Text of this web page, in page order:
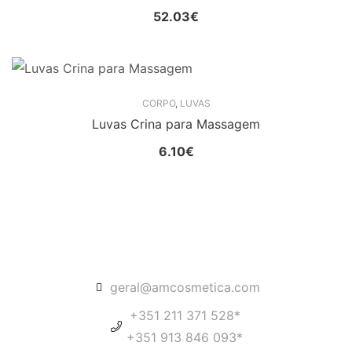
52.03€
CORPO, LUVAS
Luvas Crina para Massagem
6.10€
geral@amcosmetica.com
+351 211 371 528*
+351 913 846 093*